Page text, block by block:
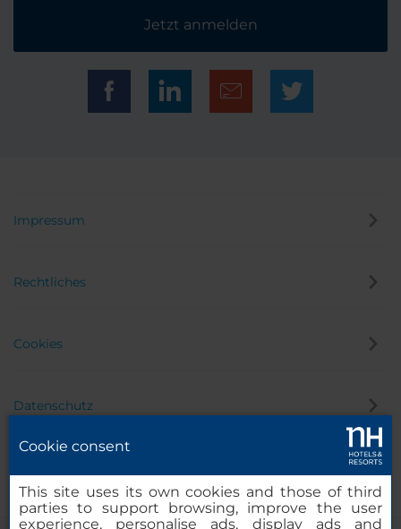
Jetzt anmelden
Impressum
Rechtliches
Cookies
Datenschutz
Cookie consent
This site uses its own cookies and those of third
parties to support browsing, improve the user
experience, personalise ads, display ads and